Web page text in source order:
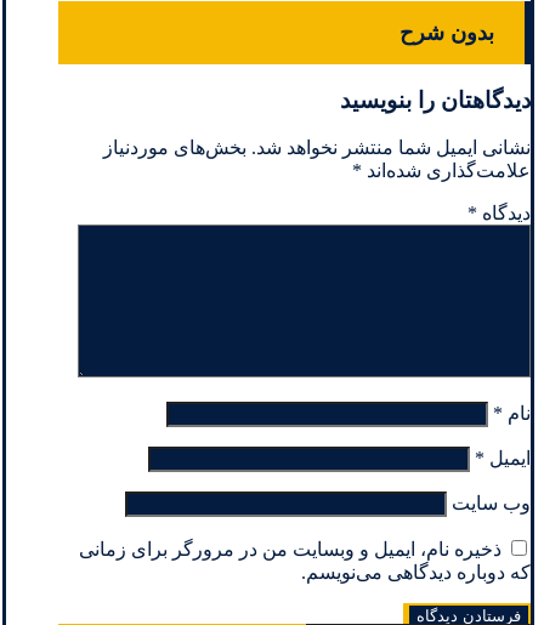
بدون شرح
دیدگاهتان را بنویسید
نشانی ایمیل شما منتشر نخواهد شد. بخش‌های موردنیاز
علامت‌گذاری شده‌اند *
دیدگاه *
نام *
ایمیل *
وب‌ سایت
ذخیره نام، ایمیل و وبسایت من در مرورگر برای زمانی
که دوباره دیدگاهی می‌نویسم.